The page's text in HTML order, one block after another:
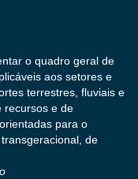
o quadro geral de
aos setores e
terrestres, fluviais e
recursos e de
para o
de